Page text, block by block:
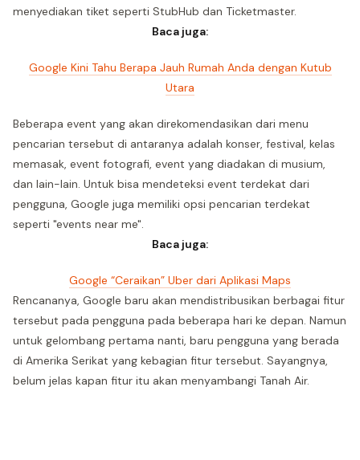
menyediakan tiket seperti StubHub dan Ticketmaster.
Baca juga:
Google Kini Tahu Berapa Jauh Rumah Anda dengan Kutub
Utara
Beberapa event yang akan direkomendasikan dari menu
pencarian tersebut di antaranya adalah konser, festival, kelas
memasak, event fotografi, event yang diadakan di musium,
dan lain-lain. Untuk bisa mendeteksi event terdekat dari
pengguna, Google juga memiliki opsi pencarian terdekat
seperti "events near me".
Baca juga:
Google “Ceraikan” Uber dari Aplikasi Maps
Rencananya, Google baru akan mendistribusikan berbagai fitur
tersebut pada pengguna pada beberapa hari ke depan. Namun
untuk gelombang pertama nanti, baru pengguna yang berada
di Amerika Serikat yang kebagian fitur tersebut. Sayangnya,
belum jelas kapan fitur itu akan menyambangi Tanah Air.